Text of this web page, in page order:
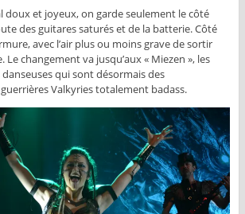
doux et joyeux, on garde seulement le côté
des guitares saturés et de la batterie. Côté
avec l’air plus ou moins grave de sortir
Le changement va jusqu’aux « Miezen », les
danseuses qui sont désormais des
Valkyries totalement badass.